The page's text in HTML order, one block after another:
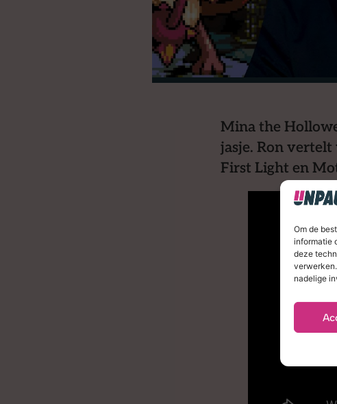
Om de
informatie
deze
nadelige
Mina the
jasje. Ron vertelt
First Light en